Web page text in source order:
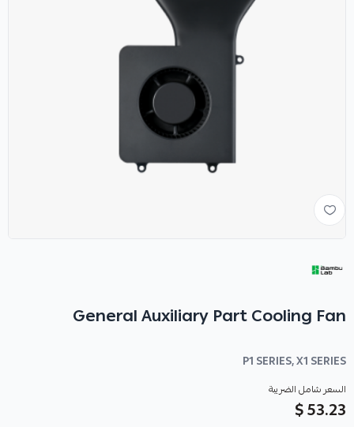
General Auxiliary Part Cooling Fan
P1 SERIES, X1 SERIES
السعر شامل الضريبة
53.23 $